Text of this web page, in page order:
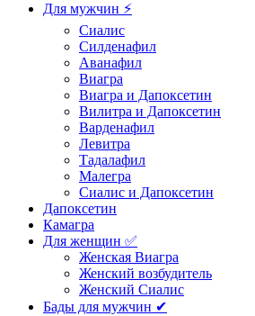
Для мужчин ⚡
Сиалис
Силденафил
Аванафил
Виагра
Виагра и Дапоксетин
Вилитра и Дапоксетин
Варденафил
Левитра
Тадалафил
Малегра
Сиалис и Дапоксетин
Дапоксетин
Камагра
Для женщин ✅
Женская Виагра
Женский возбудитель
Женский Сиалис
Бады для мужчин ✔